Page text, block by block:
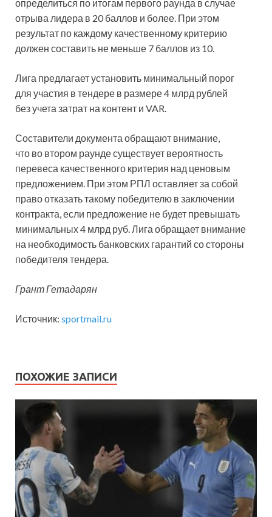
определиться по итогам первого раунда в случае
отрыва лидера в 20 баллов и более. При этом
результат по каждому качественному критерию
должен составить не меньше 7 баллов из 10.
Лига предлагает установить минимальный порог
для участия в тендере в размере 4 млрд рублей
без учета затрат на контент и VAR.
Составители документа обращают внимание,
что во втором раунде существует вероятность
перевеса качественного критерия над ценовым
предложением. При этом РПЛ оставляет за собой
право отказать такому победителю в заключении
контракта, если предложение не будет превышать
минимальных 4 млрд руб. Лига обращает внимание
на необходимость банковских гарантий со стороны
победителя тендера.
Грант Гетадарян
Источник: sportmail.ru
ПОХОЖИЕ ЗАПИСИ